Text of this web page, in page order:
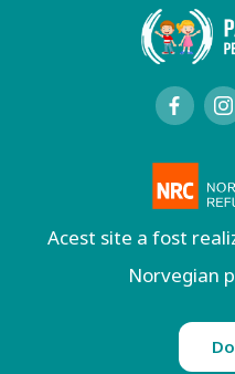
Acest site a fost
Norvegian